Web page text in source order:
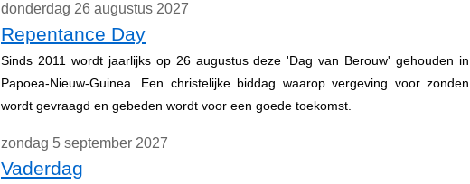
donderdag 26 augustus 2027
Repentance Day
Sinds 2011 wordt jaarlijks op 26 augustus deze 'Dag van Berouw' gehouden in
Papoea-Nieuw-Guinea. Een christelijke biddag waarop vergeving voor zonden
wordt gevraagd en gebeden wordt voor een goede toekomst.
zondag 5 september 2027
Vaderdag